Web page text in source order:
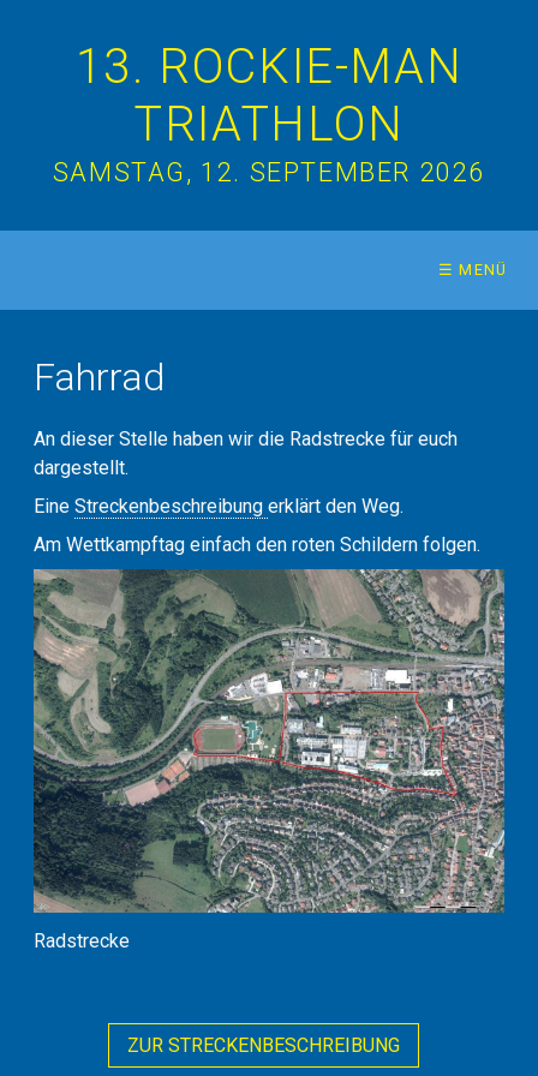
13. ROCKIE-MAN
TRIATHLON
SAMSTAG, 12. SEPTEMBER 2026
☰ MENÜ
Fahrrad
An dieser Stelle haben wir die Radstrecke für euch
dargestellt.
EineStreckenbeschreibungerklärt den Weg.
Am Wettkampftag einfach den roten Schildern folgen.
Radstrecke
ZUR STRECKENBESCHREIBUNG